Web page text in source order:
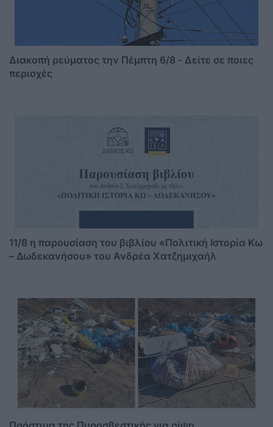
Διακοπή ρεύματος την Πέμπτη 6/8 - Δείτε σε ποιες
περιοχές
11/8 η παρουσίαση του βιβλίου «Πολιτική Ιστορία Κω
– Δωδεκανήσου» του Ανδρέα Χατζημιχαήλ